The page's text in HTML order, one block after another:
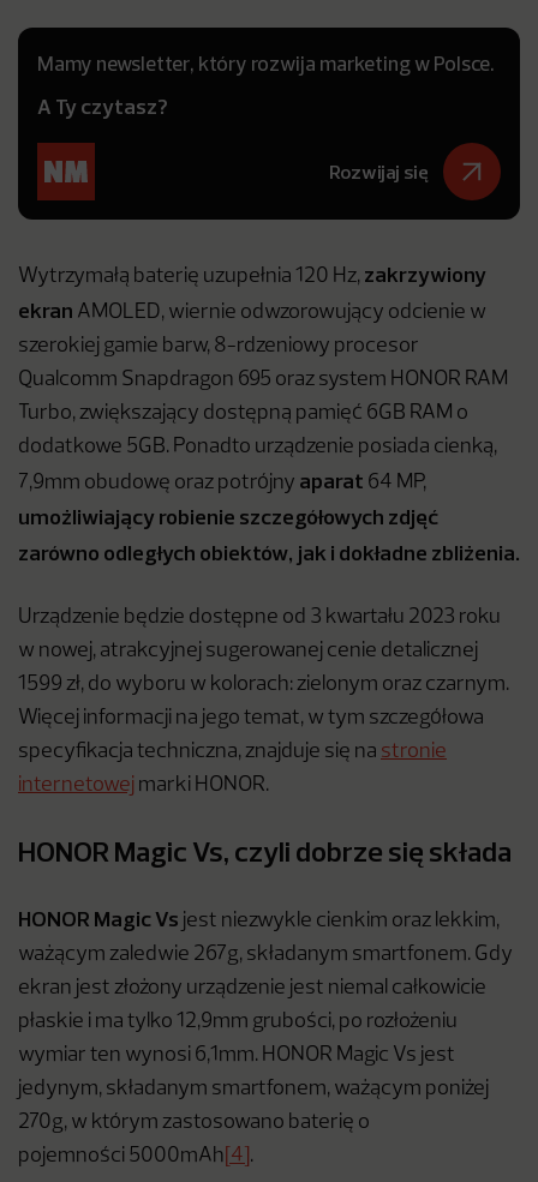
Mamy newsletter, który rozwija marketing w Polsce.
A Ty czytasz?
Rozwijaj się
Wytrzymałą baterię uzupełnia 120 Hz, zakrzywiony
ekran AMOLED, wiernie odwzorowujący odcienie w
szerokiej gamie barw, 8-rdzeniowy procesor
Qualcomm Snapdragon 695 oraz system HONOR RAM
Turbo, zwiększający dostępną pamięć 6GB RAM o
dodatkowe 5GB. Ponadto urządzenie posiada cienką,
7,9mm obudowę oraz potrójny aparat 64 MP,
umożliwiający robienie szczegółowych zdjęć
zarówno odległych obiektów, jak i dokładne zbliżenia.
Urządzenie będzie dostępne od 3 kwartału 2023 roku
w nowej, atrakcyjnej sugerowanej cenie detalicznej
1599 zł, do wyboru w kolorach: zielonym oraz czarnym.
Więcej informacji na jego temat, w tym szczegółowa
specyfikacja techniczna, znajduje się na stronie
internetowej marki HONOR.
HONOR Magic Vs, czyli dobrze się składa
HONOR Magic Vs jest niezwykle cienkim oraz lekkim,
ważącym zaledwie 267g, składanym smartfonem. Gdy
ekran jest złożony urządzenie jest niemal całkowicie
płaskie i ma tylko 12,9mm grubości, po rozłożeniu
wymiar ten wynosi 6,1mm. HONOR Magic Vs jest
jedynym, składanym smartfonem, ważącym poniżej
270g, w którym zastosowano baterię o
pojemności 5000mAh [4] .